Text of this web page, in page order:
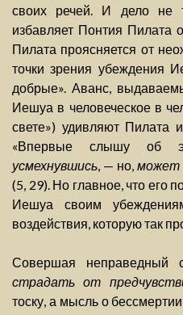
своих речей. И дело не
избавляет Понтия Пилата
Пилата проясняется от
точки зрения убеждения
добрые». Аванс,
Иешуа в человеческое в
свете») удивляют Пилата
«Впервые слышу об
усмехнувшись, — но, может
(5, 29). Но главное, что его
Иешуа своим
воздействия, которую так
Совершая неправедный
страдать от
тоску, а мысль о